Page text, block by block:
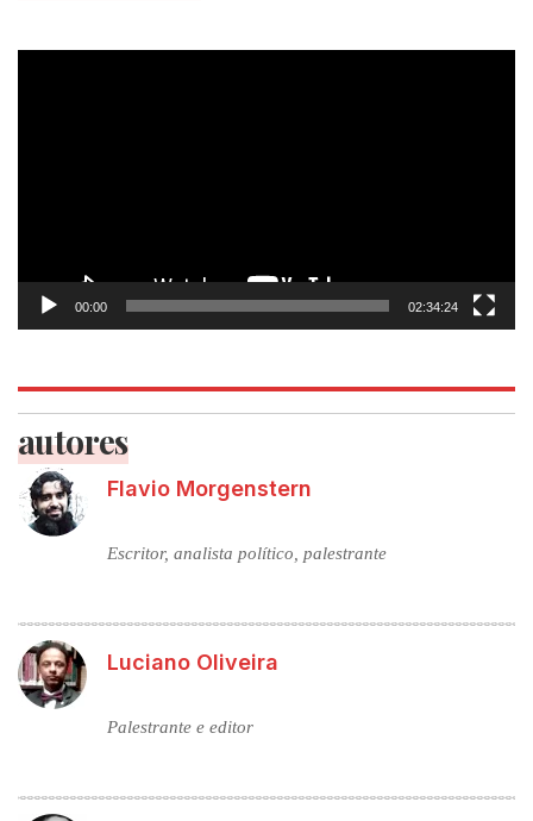
Tocador
00:00 02:34:24
autores
Flavio Morgenstern
Escritor, analista político, palestrante
Luciano Oliveira
Palestrante e editor